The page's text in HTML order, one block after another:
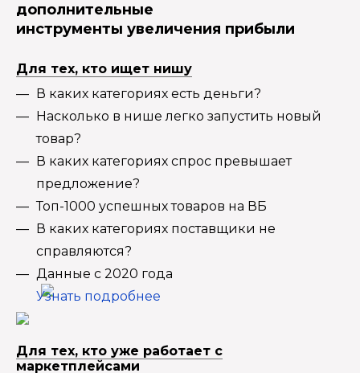
дополнительные
инструменты увеличения прибыли
Для тех, кто ищет нишу
В каких категориях есть деньги?
Насколько в нише легко запустить новый
товар?
В каких категориях спрос превышает
предложение?
Топ-1000 успешных товаров на ВБ
В каких категориях поставщики не
справляются?
Данные с 2020 года
Узнать подробнее
Для тех, кто уже работает с
маркетплейсами